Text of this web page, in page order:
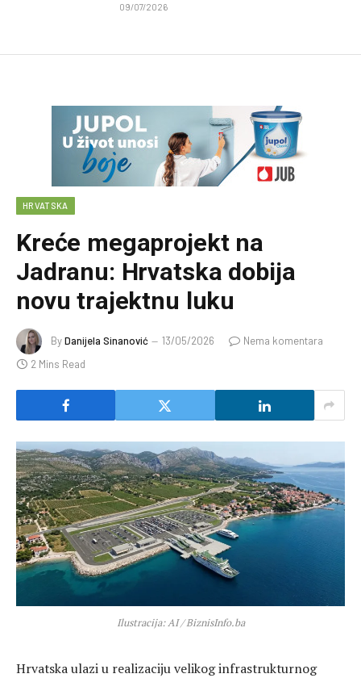
09/07/2026
HRVATSKA
Kreće megaprojekt na
Jadranu: Hrvatska dobija
novu trajektnu luku
ByDanijela Sinanović 13/05/2026
Nema komentara
2 Mins Read
Ilustracija: AI / BiznisInfo.ba
Hrvatska ulazi u realizaciju velikog infrastrukturnog